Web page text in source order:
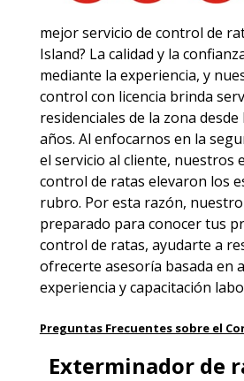
mejor servicio de control de
Island? La calidad y la
mediante la experiencia, y
control con licencia brinda
residenciales de la zona
años. Al enfocarnos en la
el servicio al cliente, nuestros
control de ratas elevaron los
rubro. Por esta razón,
preparado para conocer tus
control de ratas, ayudarte a
ofrecerte asesoría basada en
experiencia y capacitación
Preguntas Frecuentes sobre el
Exterminador de